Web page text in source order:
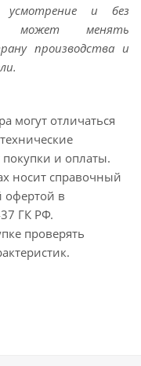
усмотрение и без
может менять
производства и
могут отличаться
и оплаты.
носит справочный
офертой в
ГК РФ.
проверять